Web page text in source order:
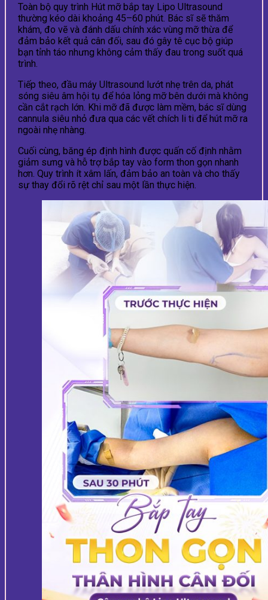
Toàn bộ quy trình Hút mỡ bắp tay Lipo Ultrasound
thường kéo dài khoảng 45–60 phút. Bác sĩ sẽ thăm
khám, đo vẽ và đánh dấu chính xác vùng mỡ thừa để
đảm bảo kết quả cân đối, sau đó gây tê cục bộ giúp
bạn tỉnh táo nhưng không cảm thấy đau trong suốt quá
trình.
Tiếp theo, đầu máy Ultrasound lướt nhẹ trên da, phát
sóng siêu âm hội tụ để hóa lỏng mỡ bên dưới mà không
cần cắt rạch lớn. Khi mỡ đã được làm mềm, bác sĩ dùng
cannula siêu nhỏ đưa qua các vết chích li ti để hút mỡ ra
ngoài nhẹ nhàng.
Cuối cùng, băng ép định hình được quấn cố định nhằm
giảm sưng và hỗ trợ bắp tay vào form thon gọn nhanh
hơn. Quy trình ít xâm lấn, đảm bảo an toàn và cho thấy
sự thay đổi rõ rệt chỉ sau một lần thực hiện.